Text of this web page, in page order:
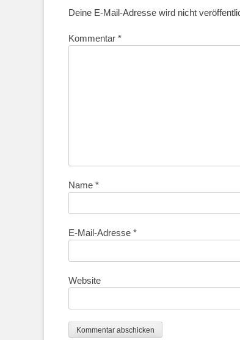
Deine E-Mail-Adresse wird nicht
Kommentar *
Name *
E-Mail-Adresse *
Website